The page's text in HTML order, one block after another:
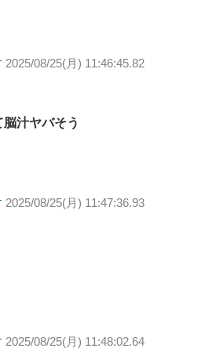
2025/08/25(月) 11:46:45.82
汁ヤバそう
2025/08/25(月) 11:47:36.93
2025/08/25(月) 11:48:02.64